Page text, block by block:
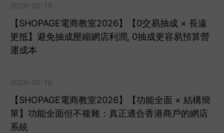
2026-06-19
【SHOPAGE電商教室2026】【0交易抽成 × 長遠
更抵】避免抽成壓縮網店利潤, 0抽成更容易預算營
運成本
2026-06-16
【SHOPAGE電商教室2026】【功能全面 × 結構簡
單】功能全面但不複雜：真正適合香港商戶的網店
系統